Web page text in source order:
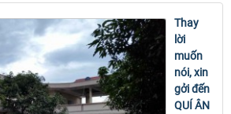
Thay
lời
muốn
nói, xin
gởi đến
QUÍ ÂN